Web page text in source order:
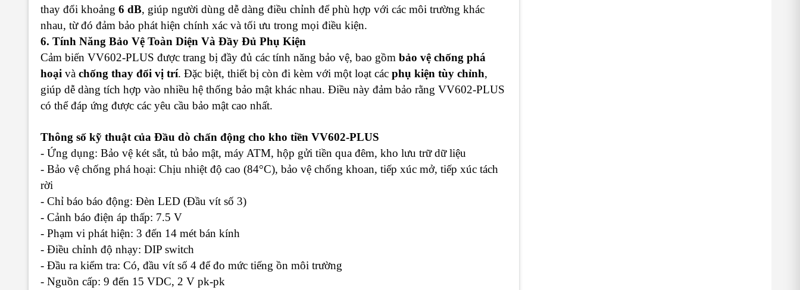
thay đổi khoảng 6 dB, giúp người dùng dễ dàng điều chỉnh để phù hợp với các môi trường khác
nhau, từ đó đảm bảo phát hiện chính xác và tối ưu trong mọi điều kiện.
6. Tính Năng Bảo Vệ Toàn Diện Và Đầy Đủ Phụ Kiện
Cảm biến VV602-PLUS được trang bị đầy đủ các tính năng bảo vệ, bao gồm bảo vệ chống phá
hoại và chống thay đổi vị trí. Đặc biệt, thiết bị còn đi kèm với một loạt các phụ kiện tùy chỉnh,
giúp dễ dàng tích hợp vào nhiều hệ thống bảo mật khác nhau. Điều này đảm bảo rằng VV602-PLUS
có thể đáp ứng được các yêu cầu bảo mật cao nhất.
Thông số kỹ thuật của Đầu dò chấn động cho kho tiền VV602-PLUS
- Ứng dụng: Bảo vệ két sắt, tủ bảo mật, máy ATM, hộp gửi tiền qua đêm, kho lưu trữ dữ liệu
- Bảo vệ chống phá hoại: Chịu nhiệt độ cao (84°C), bảo vệ chống khoan, tiếp xúc mở, tiếp xúc tách
rời
- Chỉ báo báo động: Đèn LED (Đầu vít số 3)
- Cảnh báo điện áp thấp: 7.5 V
- Phạm vi phát hiện: 3 đến 14 mét bán kính
- Điều chỉnh độ nhạy: DIP switch
- Đầu ra kiểm tra: Có, đầu vít số 4 để đo mức tiếng ồn môi trường
- Nguồn cấp: 9 đến 15 VDC, 2 V pk-pk